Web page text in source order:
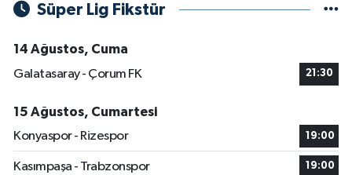
Süper Lig Fikstür
14 Ağustos, Cuma
Galatasaray - Çorum FK
21:30
15 Ağustos, Cumartesi
Konyaspor - Rizespor
19:00
Kasımpaşa - Trabzonspor 19:00